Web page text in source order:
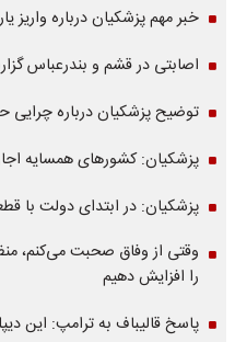
خبر مهم پزشکیان درباره واریز
اصابتی در قشم و بندرعباس گزارش
توضیح پزشکیان درباره چرایی
پزشکیان: کشورهای همسایه
پزشکیان: در ابتدای دولت با
وقتی از وفاق صحبت می‌کنم،
را افزایش دهیم
پاسخ قالیباف به ترامپ: این